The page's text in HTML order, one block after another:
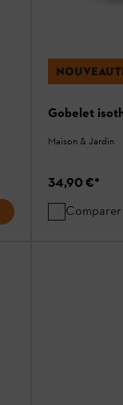
Gobelet
Maison & Jardin
34,90 €*
Comparer